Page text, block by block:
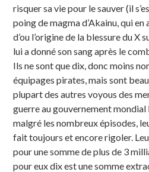
risquer sa vie pour le sauver (il
poing de magma d’Akainu, qui
d’ou l’origine de la blessure du X
lui a donné son sang après le
Ils ne sont que dix, donc moins
équipages pirates, mais sont
plupart des autres voyous des
guerre au gouvernement
malgré les nombreux épisodes,
fait toujours et encore rigoler.
pour une somme de plus de 3
pour eux dix est une somme